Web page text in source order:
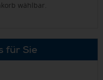
wählbar.
für Sie